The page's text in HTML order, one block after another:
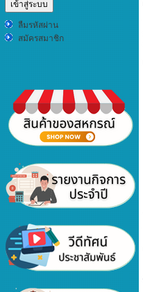
ลืมรหัสผ่าน
สมัครสมาชิก